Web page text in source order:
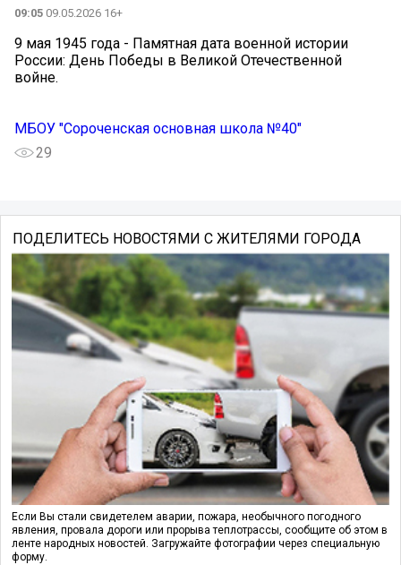
09:05 09.05.2026 16+
9 мая 1945 года - Памятная дата военной истории
России: День Победы в Великой Отечественной
войне.
МБОУ "Сороченская основная школа №40"
29
ПОДЕЛИТЕСЬ НОВОСТЯМИ С ЖИТЕЛЯМИ ГОРОДА
Если Вы стали свидетелем аварии, пожара, необычного погодного
явления, провала дороги или прорыва теплотрассы, сообщите об этом в
ленте народных новостей. Загружайте фотографии через специальную
форму.